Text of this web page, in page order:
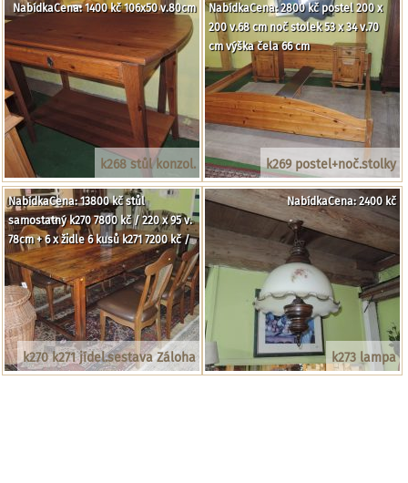
k268 stůl konzol.
NabídkaCena: 1400 kč 106x50 v.80cm
k269 postel+noč.stolky
NabídkaCena: 2800 kč postel 200 x
200 v.68 cm noč stolek 53 x 34 v.70
cm výška čela 66 cm
k270 k271 jídel.sestava Záloha
NabídkaCena: 13800 kč stůl
samostatný k270 7800 kč / 220 x 95 v.
78cm + 6 x židle 6 kusů k271 7200 kč /
k273 lampa
NabídkaCena: 2400 kč